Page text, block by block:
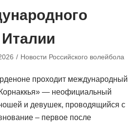
Новости Российского волейбола
проходит международный
— неофициальный
и девушек, проводящийся с
– первое после